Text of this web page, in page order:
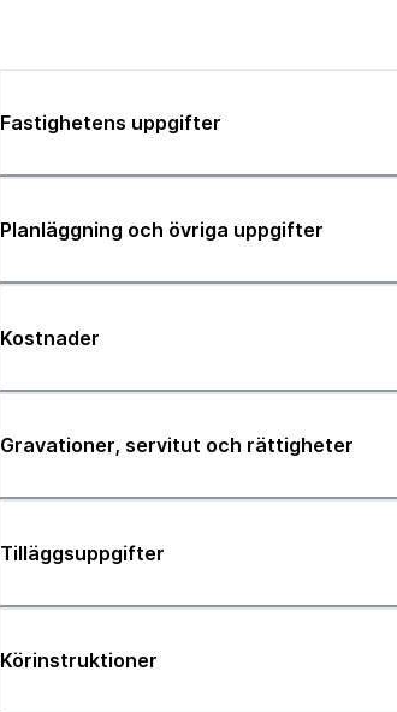
Fastighetens uppgifter
Planläggning och övriga uppgifter
Kostnader
Gravationer, servitut och rättigheter
Tilläggsuppgifter
Körinstruktioner